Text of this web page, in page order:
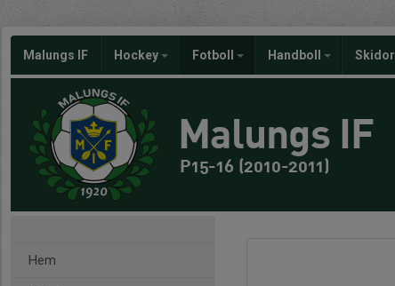
Malungs IF Hockey Fotboll Handboll Skidor
Malungs IF
P15-16 (2010-2011)
Hem